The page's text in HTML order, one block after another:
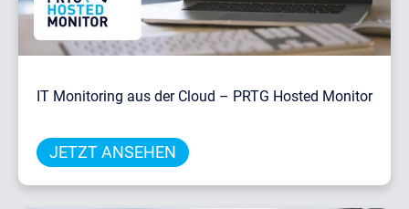
IT Monitoring aus der Cloud – PRTG Hosted Monitor
JETZT ANSEHEN